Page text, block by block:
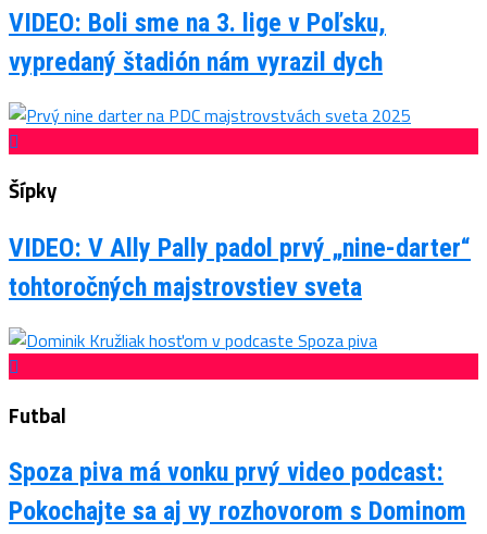
VIDEO: Boli sme na 3. lige v Poľsku,
vypredaný štadión nám vyrazil dych
Šípky
VIDEO: V Ally Pally padol prvý „nine-darter“
tohtoročných majstrovstiev sveta
Futbal
Spoza piva má vonku prvý video podcast:
Pokochajte sa aj vy rozhovorom s Dominom